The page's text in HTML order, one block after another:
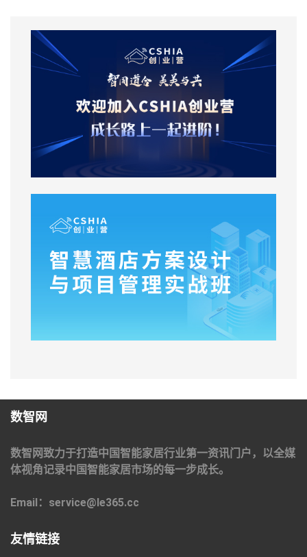
数智网
数智网致力于打造中国智能家居行业第一资讯门户，以全媒
体视角记录中国智能家居市场的每一步成长。
Email：service@le365.cc
友情链接